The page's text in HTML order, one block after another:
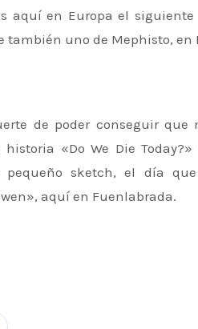
aquí en Europa el
también uno de Mephisto,
de poder conseguir
«Do We Die
pequeño sketch, el día
aquí en Fuenlabrada.